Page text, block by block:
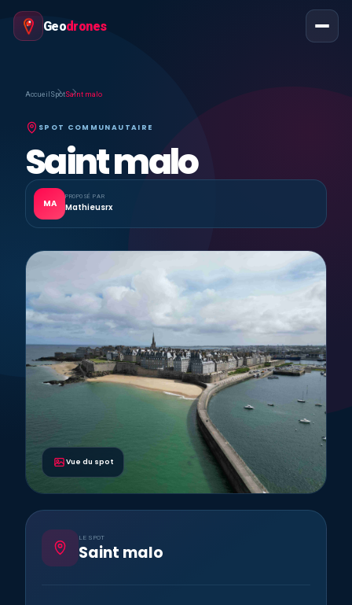
Geodrones
Accueil SpotSaint malo
SPOT COMMUNAUTAIRE
Saint malo
MA
PROPOSÉ PAR
Mathieusrx
Vue du spot
LE SPOT
Saint malo